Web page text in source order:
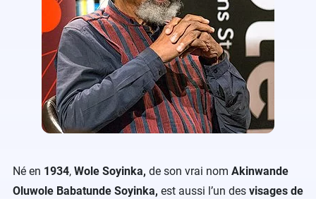
Né en 1934, Wole Soyinka, de son vrai nom Akinwande
Oluwole Babatunde Soyinka, est aussi l’un des visages de